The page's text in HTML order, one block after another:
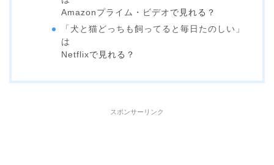
Amazonプライム・ビデオ で見れる？
「犬と猫どっちも飼ってると毎日たのしい」
は
Netflixで見れる？
スポンサーリンク